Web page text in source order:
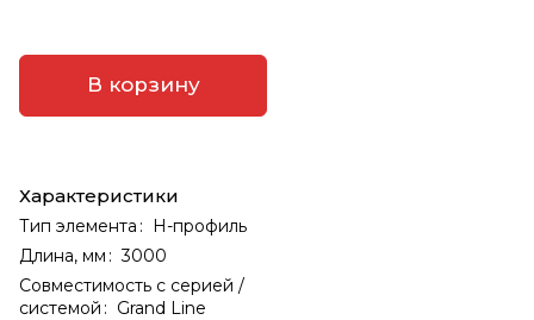
В корзину
Характеристики
Тип элемента : H-профиль
Длина, мм : 3000
Совместимость с серией /
системой : Grand Line